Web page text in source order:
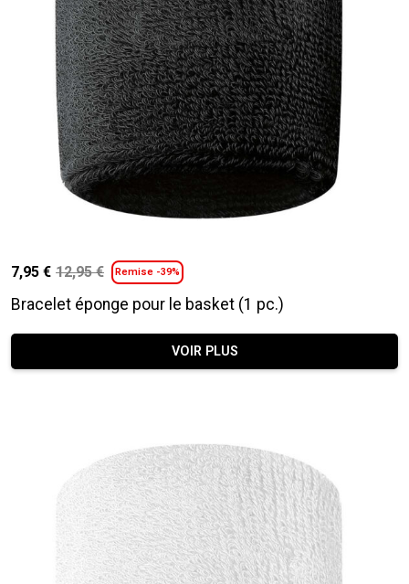
12,95€
Le
prix
12,95 €.
7,95 €
Le
prix
7,95 €.
Remise -39%
Bracelet éponge pour le basket (1 pc.)
VOIR PLUS